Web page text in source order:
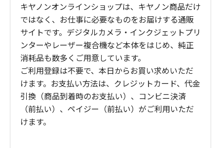
キヤノンオンラインショップは、キヤノン商品だけ
ではなく、お仕事に必要なものをお届けする通販
サイトです。デジタルカメラ・インクジェットプリ
ンターやレーザー複合機など本体をはじめ、純正
消耗品も数多くご用意しています。
ご利用登録は不要で、本日からお買い求めいただ
けます。お支払い方法は、クレジットカード、代金
引換（商品到着時のお支払い）、コンビニ決済
（前払い）、ペイジー（前払い）がご利用いただ
けます。